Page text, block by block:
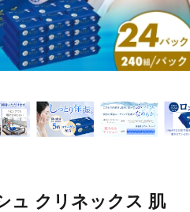
ュ クリネックス 肌